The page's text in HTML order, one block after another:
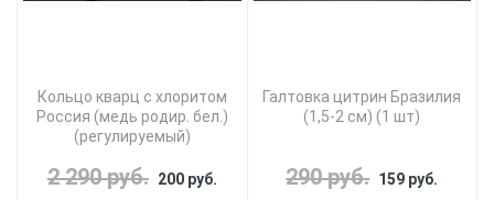
Кольцо кварц с хлоритом
Россия (медь родир. бел.)
(регулируемый)
2 290 руб. 200 руб.
Галтовка цитрин Бразилия
(1,5-2 см) (1 шт)
290 руб. 159 руб.